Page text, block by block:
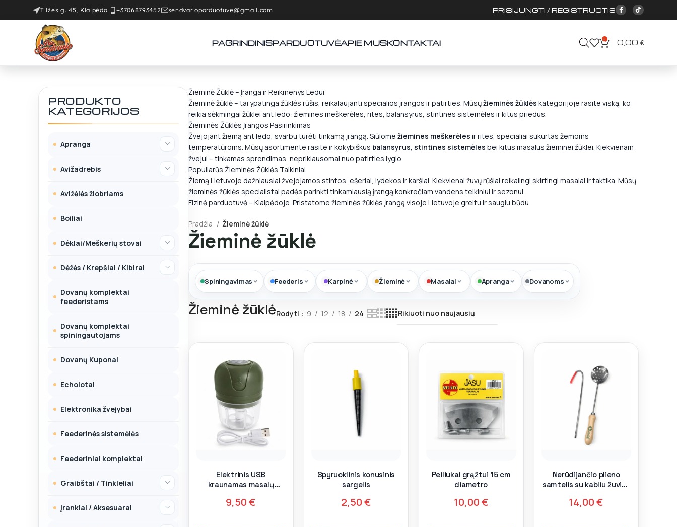
Tilžės g. 45, Klaipėda. +37068793452 sendvarioparduotuve@gmail.com PRISIJUNGTI / REGISTRUOTIS
PAGRINDINISPARDUOTUVĖAPIE MUSKONTAKTAI 0 0,00 €
PRODUKTO
KATEGORIJOS
Apranga
Avižadrebis
Avižėlės žiobriams
Boiliai
Dėklai/Meškerių stovai
Dėžės / Krepšiai / Kibirai
Dovanų komplektai
feederistams
Dovanų komplektai
spiningautojams
Dovanų Kuponai
Echolotai
Elektronika žvejybai
Feederinės sistemėlės
Feederiniai komplektai
Graibštai / Tinkleliai
Įrankiai / Aksesuarai
Žieminė Žūklė – Įranga ir Reikmenys Ledui
Žieminė žūklė – tai ypatinga žūklės rūšis, reikalaujanti specialios įrangos ir patirties. Mūsųžieminės žūklės kategorijoje rasite viską, ko
reikia sėkmingai žūklei ant ledo: žiemines meškerėles, rites, balansyrus, stintines sistemėles ir kitus priedus.
Žieminės Žūklės Įrangos Pasirinkimas
Žvejojant žiemą ant ledo, svarbu turėti tinkamą įrangą. Siūlome žiemines meškerėles ir rites, specialiai sukurtas žemoms
temperatūroms. Mūsų asortimente rasite ir kokybiškus balansyrus, stintines sistemėles bei kitus masalus žieminei žūklei. Kiekvienam
žvejui – tinkamas sprendimas, nepriklausomai nuo patirties lygio.
Populiarūs Žieminės Žūklės Taikiniai
Žiemą Lietuvoje dažniausiai žvejojamos stintos, ešeriai, lydekos ir karšiai. Kiekvienai žuvų rūšiai reikalingi skirtingi masalai ir taktika. Mūsų
žieminės žūklės specialistai padės parinkti tinkamiausią įrangą konkrečiam vandens telkiniui ir sezonui.
Fizinė parduotuvė – Klaipėdoje. Pristatome žieminės žūklės įrangą visoje Lietuvoje greitu ir saugiu būdu.
Pradžia Žieminė žūklė
Žieminė žūklė
Spiningavimas Feederis Karpinė Žieminė Masalai Apranga Dovanoms
Žieminė žūklėRodyti 9 12 18 24
Elektrinis USB
kraunamas masalų
9,50€
Spyruoklinis konusinis
sargelis
2,50€
Peiliukai grąžtui 15 cm
diametro
10,00€
Nerūdijančio plieno
samtelis su kabliu žuvies
14,00€